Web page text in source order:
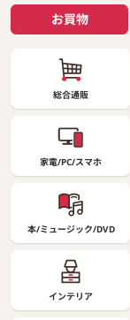
お買物
総合通販
家電/PC/スマホ
本/ミュージック/DVD
インテリア